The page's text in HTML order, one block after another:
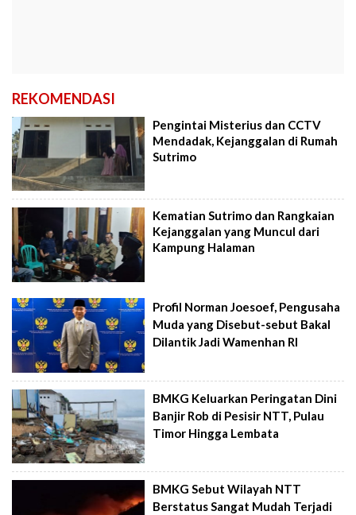
REKOMENDASI
Pengintai Misterius dan CCTV
Mendadak, Kejanggalan di Rumah
Sutrimo
Kematian Sutrimo dan Rangkaian
Kejanggalan yang Muncul dari
Kampung Halaman
Profil Norman Joesoef, Pengusaha
Muda yang Disebut-sebut Bakal
Dilantik Jadi Wamenhan RI
BMKG Keluarkan Peringatan Dini
Banjir Rob di Pesisir NTT, Pulau
Timor Hingga Lembata
BMKG Sebut Wilayah NTT
Berstatus Sangat Mudah Terjadi